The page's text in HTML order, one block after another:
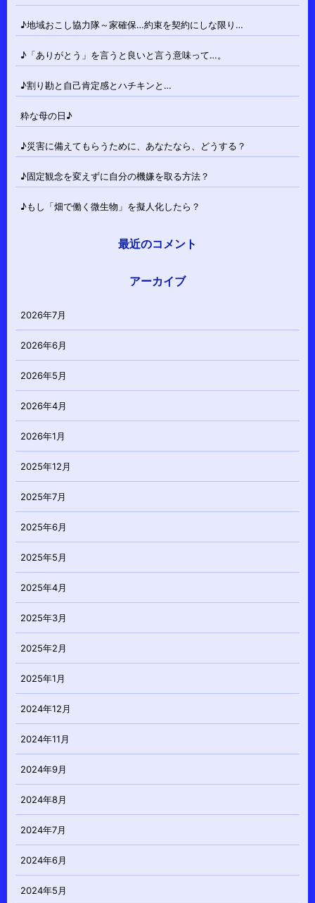
♪地域おこし協力隊～家確保…約束を契約にしな限り…
♪「ありがとう」を言うと良いと言う意味って…。
♪割り勘と自己肯定感とハチキンと…
粋な母の日♪
♪災害に備えてもらうために、あなたなら、どうする？
♪固定観念を変えずに自分の機嫌を取る方法？
♪もし「畑で働く微生物」を擬人化したら？
最近のコメント
アーカイブ
2026年7月
2026年6月
2026年5月
2026年4月
2026年1月
2025年12月
2025年7月
2025年6月
2025年5月
2025年4月
2025年3月
2025年2月
2025年1月
2024年12月
2024年11月
2024年9月
2024年8月
2024年7月
2024年6月
2024年5月